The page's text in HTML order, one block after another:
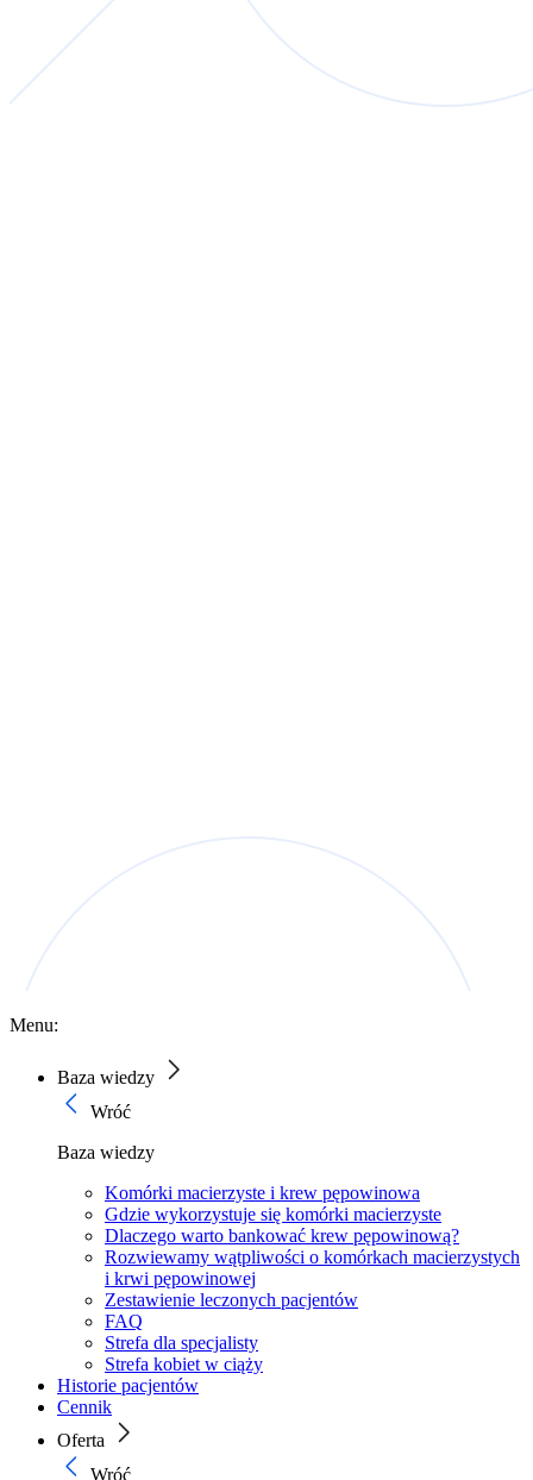
Menu:
Baza wiedzy
Wróć
Baza wiedzy
Komórki macierzyste i krew pępowinowa
Gdzie wykorzystuje się komórki macierzyste
Dlaczego warto bankować krew pępowinową?
Rozwiewamy wątpliwości o komórkach macierzystych
i krwi pępowinowej
Zestawienie leczonych pacjentów
FAQ
Strefa dla specjalisty
Strefa kobiet w ciąży
Historie pacjentów
Cennik
Oferta
Wróć